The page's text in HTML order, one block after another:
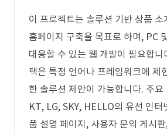
이 프로젝트는 솔루션 기반 상품 소
홈페이지 구축을 목표로 하며, PC
대응할 수 있는 웹 개발이 필요합니
택은 특정 언어나 프레임워크에 제
한 솔루션 제안이 가능합니다. 주요
KT, LG, SKY, HELLO의 유선 인터
품 설명 페이지, 사용자 문의 게시